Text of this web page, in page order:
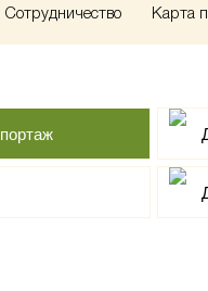
Сотрудничество Карта